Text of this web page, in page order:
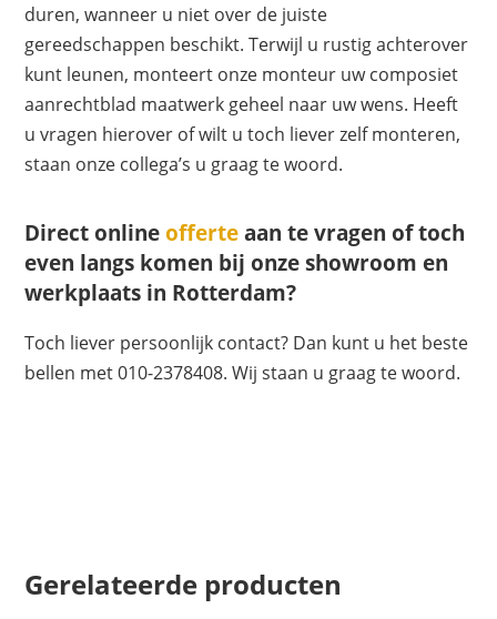
duren, wanneer u niet over de juiste
gereedschappen beschikt. Terwijl u rustig achterover
kunt leunen, monteert onze monteur uw composiet
aanrechtblad maatwerk geheel naar uw wens. Heeft
u vragen hierover of wilt u toch liever zelf monteren,
staan onze collega’s u graag te woord.
Direct onlineofferte aan te vragen of toch
even langs komen bij onze showroom en
werkplaats in Rotterdam?
Toch liever persoonlijk contact? Dan kunt u het beste
bellen met 010-2378408. Wij staan u graag te woord.
Gerelateerde producten